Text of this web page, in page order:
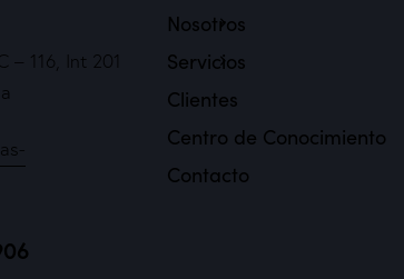
– 116, Int 201
Nosotros
Servicios
Clientes
Centro de Conocimiento
Contacto